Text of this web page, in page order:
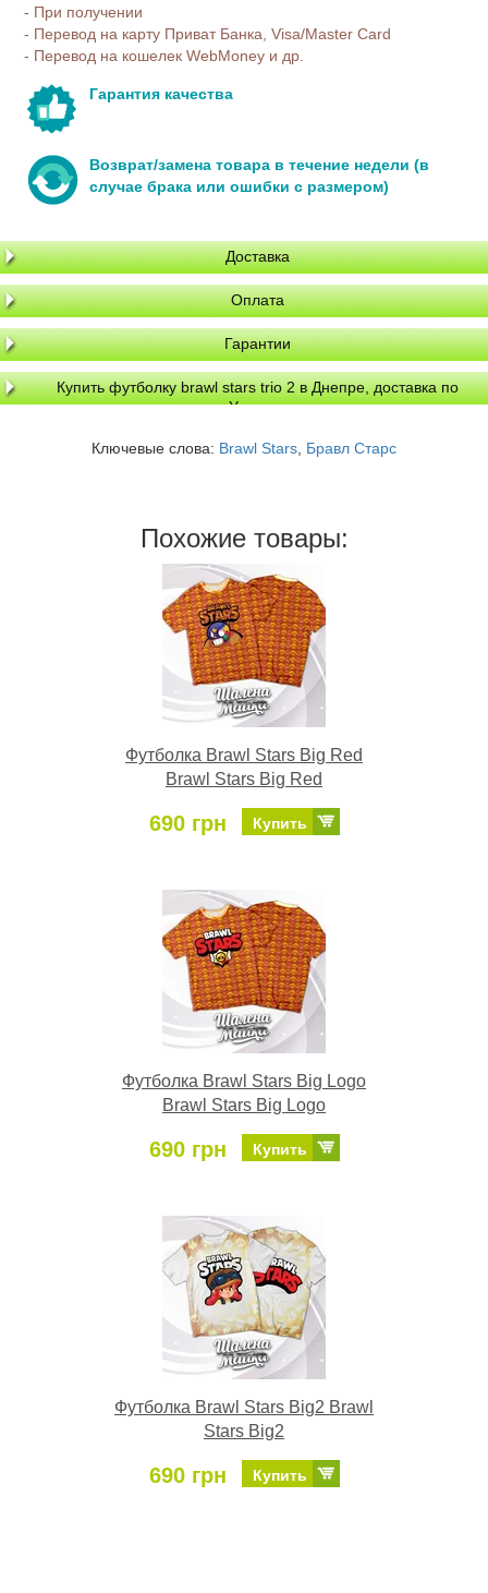
- При получении
- Перевод на карту Приват Банка, Visa/Master Card
- Перевод на кошелек WebMoney и др.
Гарантия качества
Возврат/замена товара в течение недели (в
случае брака или ошибки с размером)
Доставка
Оплата
Гарантии
Купить футболку brawl stars trio 2 в Днепре, доставка по
Украине
Ключевые слова: Brawl Stars Бравл Старс
Похожие товары:
Футболка Brawl Stars Big Red
Brawl Stars Big Red
690 грн Купить
Футболка Brawl Stars Big Logo
Brawl Stars Big Logo
690 грн Купить
Футболка Brawl Stars Big2 Brawl
Stars Big2
690 грн Купить